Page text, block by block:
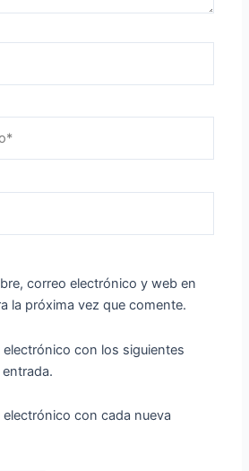
correo electrónico y web en
la próxima vez que comente.
electrónico con los siguientes
electrónico con cada nueva